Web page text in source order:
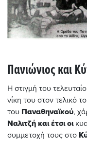
Πανιώνιος και
Η στιγμή του
νίκη του στον τελικό
του Παναθηναϊκού,
Ναλιτζή και έτσι οι
συμμετοχή τους στο